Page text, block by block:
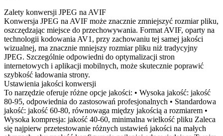
Zalety konwersji JPEG na AVIF
Konwersja JPEG na AVIF może znacznie zmniejszyć rozmiar pliku,
oszczędzając miejsce do przechowywania. Format AVIF, oparty na
technologii kodowania AV1, przy zachowaniu tej samej jakości
wizualnej, ma znacznie mniejszy rozmiar pliku niż tradycyjny
JPEG. Szczególnie odpowiedni do optymalizacji stron
internetowych i aplikacji mobilnych, może skutecznie poprawić
szybkość ładowania strony.
Ustawienia jakości konwersji
To narzędzie oferuje różne opcje jakości: • Wysoka jakość: jakość
80-95, odpowiednia do zastosowań profesjonalnych • Standardowa
jakość: jakość 60-80, równowaga między jakością a rozmiarem •
Wysoka kompresja: jakość 40-60, minimalna wielkość pliku Zaleca
się najpierw przetestowanie różnych ustawień jakości na małych